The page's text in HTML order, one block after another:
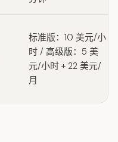
标准版：10 美元/小
时 / 高级版：5 美
元/小时 + 22 美元/
月